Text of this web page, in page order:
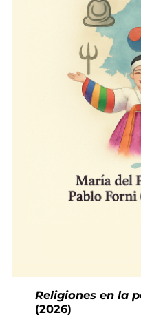
Religiones en la
(2026)